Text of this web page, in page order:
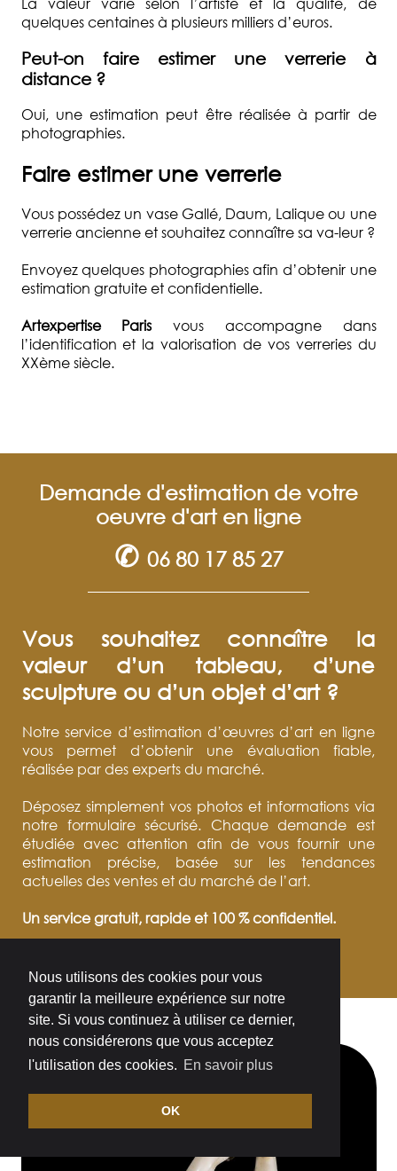
Nous utilisons des cookies pour vous
garantir la meilleure expérience sur notre
site. Si vous continuez à utiliser ce dernier,
nous considérerons que vous acceptez
l'utilisation des cookies. En savoir plus
OK
quelques centaines à plusieurs milliers d’euros.
Peut-on faire estimer une verrerie à
distance ?
Oui, une estimation peut être réalisée à partir de
photographies.
Faire estimer une verrerie
Vous possédez un vase Gallé, Daum, Lalique ou une
verrerie ancienne et souhaitez connaître sa va-leur ?
Envoyez quelques photographies afin d’obtenir une
estimation gratuite et confidentielle.
Artexpertise Paris vous accompagne dans
l’identification et la valorisation de vos verreries du
XXème siècle.
Demande d'estimation de votre
oeuvre d'art en ligne
✆ 06 80 17 85 27
Vous souhaitez connaître la
valeur d’un tableau, d’une
sculpture ou d’un objet d’art ?
Notre service d’estimation d’œuvres d’art en ligne
vous permet d’obtenir une évaluation fiable,
réalisée par des experts du marché.
Déposez simplement vos photos et informations via
notre formulaire sécurisé. Chaque demande est
étudiée avec attention afin de vous fournir une
estimation précise, basée sur les tendances
actuelles des ventes et du marché de l’art.
Un service gratuit, rapide et 100 % confidentiel.